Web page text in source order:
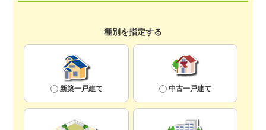
種別を指定する
新築一戸建て 中古一戸建て